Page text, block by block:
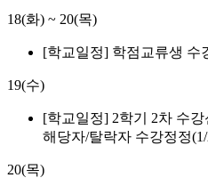
18(화) ~ 20(목)
[학교일정] 학점교류생 수
19(수)
[학교일정] 2학기 2차 수
해당자/탈락자 수강정정
20(목)